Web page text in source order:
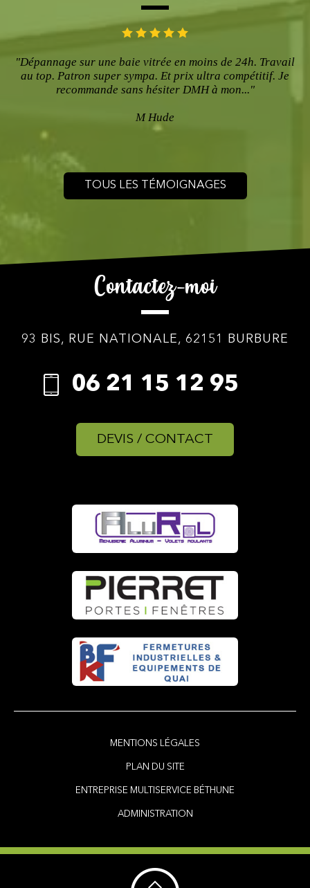
"Dépannage sur une baie vitrée en moins de 24h. Travail
au top. Patron super sympa. Et prix ultra compétitif. Je
recommande sans hésiter DMH à mon..."
M Hude
TOUS LES TÉMOIGNAGES
Contactez-moi
93 BIS, RUE NATIONALE, 62151 BURBURE
06 21 15 12 95
DEVIS / CONTACT
MENTIONS LÉGALES
PLAN DU SITE
ENTREPRISE MULTISERVICE BÉTHUNE
ADMINISTRATION